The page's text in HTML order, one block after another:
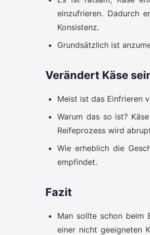
einzufrieren. Dadurch
Konsistenz.
Grundsätzlich ist
Verändert Käse
Meist ist das Einfrieren
Warum das so ist?
Reifeprozess wird
Wie erheblich die
empfindet.
Fazit
Man sollte schon beim
einer nicht geeigneten